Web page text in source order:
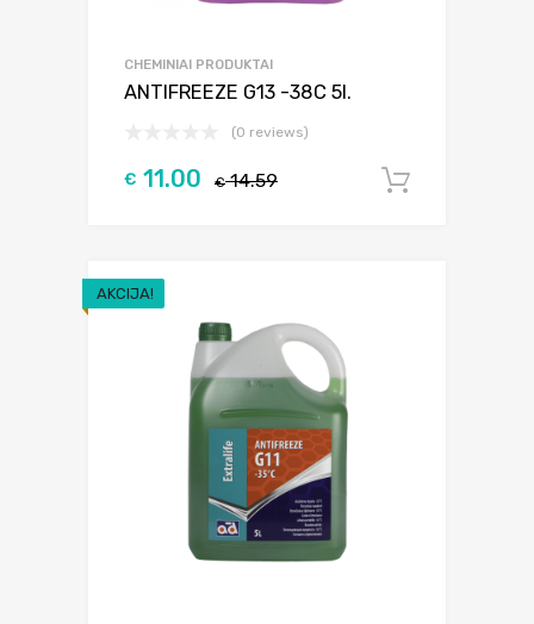
CHEMINIAI PRODUKTAI
ANTIFREEZE G13 -38C 5l.
(0 reviews)
€14.59
€ 11.00
AKCIJA!